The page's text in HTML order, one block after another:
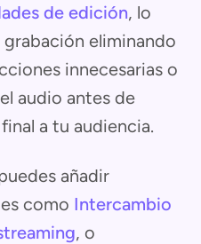
de edición, lo
eliminando
innecesarias o
audio antes de
a tu audiencia.
añadir
como Intercambio
, o